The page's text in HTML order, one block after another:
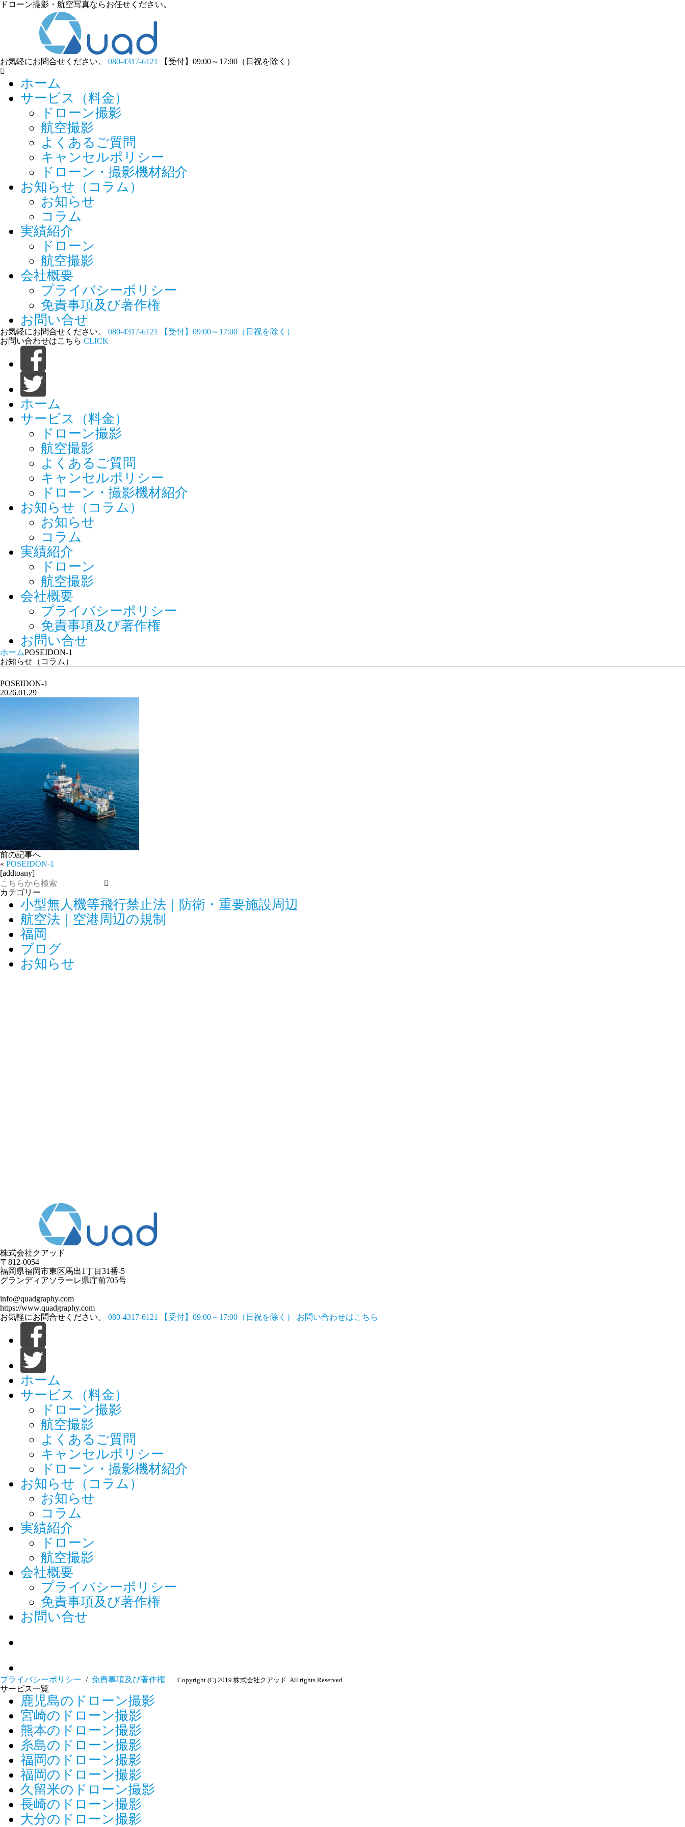
ドローン撮影・航空写真ならお任せください。
お気軽にお問合せください。 080-4317-6121 【受付】09:00～17:00（日祝を除く）
ホーム
サービス（料金）
ドローン撮影
航空撮影
よくあるご質問
キャンセルポリシー
ドローン・撮影機材紹介
お知らせ（コラム）
お知らせ
コラム
実績紹介
ドローン
航空撮影
会社概要
プライバシーポリシー
免責事項及び著作権
お問い合せ
お気軽にお問合せください。 080-4317-6121
【受付】09:00～17:00（日祝を除く）
お問い合わせはこちら CLICK
ホーム
サービス（料金）
ドローン撮影
航空撮影
よくあるご質問
キャンセルポリシー
ドローン・撮影機材紹介
お知らせ（コラム）
お知らせ
コラム
実績紹介
ドローン
航空撮影
会社概要
プライバシーポリシー
免責事項及び著作権
お問い合せ
ホームPOSEIDON-1
お知らせ（コラム）
POSEIDON-1
2026.01.29
前の記事へ
« POSEIDON-1
[addtoany]
カテゴリー
小型無人機等飛行禁止法｜防衛・重要施設周辺
航空法｜空港周辺の規制
福岡
ブログ
お知らせ
株式会社クアッド
〒812-0054
​福岡県福岡市東区馬出1丁目31番-5
グランディアソラーレ県庁前705号
info@quadgraphy.com
https://www.quadgraphy.com
お気軽にお問合せください。
080-4317-6121 【受付】09:00～17:00（日祝を除く） お問い合わせはこちら
ホーム
サービス（料金）
ドローン撮影
航空撮影
よくあるご質問
キャンセルポリシー
ドローン・撮影機材紹介
お知らせ（コラム）
お知らせ
コラム
実績紹介
ドローン
航空撮影
会社概要
プライバシーポリシー
免責事項及び著作権
お問い合せ
プライバシーポリシー / 免責事項及び著作権 Copyright (C) 2019 株式会社クアッド. All rights Reserved.
サービス一覧
鹿児島のドローン撮影
宮崎のドローン撮影
熊本のドローン撮影
糸島のドローン撮影
福岡のドローン撮影
福岡のドローン撮影
久留米のドローン撮影
長崎のドローン撮影
大分のドローン撮影